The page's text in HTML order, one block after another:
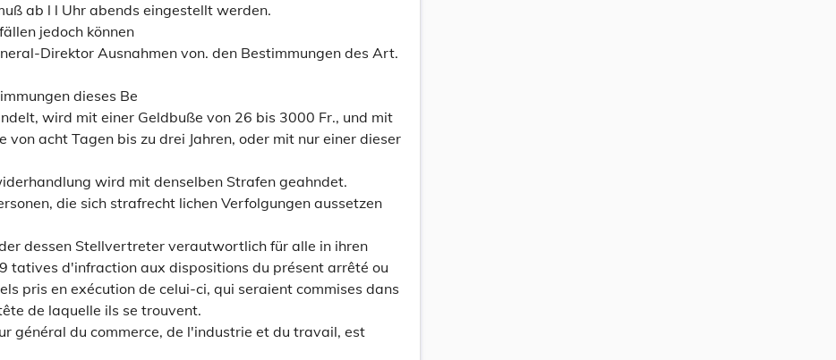
ab l l Uhr abends eingestellt werden.
jedoch können
Direktor Ausnahmen von. den Bestimmungen des Art.
dieses Be
wird mit einer Geldbuße von 26 bis 3000 Fr., und mit
von acht Tagen bis zu drei Jahren, oder mit nur einer dieser
wird mit denselben Strafen geahndet.
die sich strafrecht lichen Verfolgungen aussetzen
dessen Stellvertreter verautwortlich für alle in ihren
tatives d'infraction aux dispositions du présent arrêté ou
pris en exécution de celui-ci, qui seraient commises dans
de laquelle ils se trouvent.
général du commerce, de l'industrie et du travail, est